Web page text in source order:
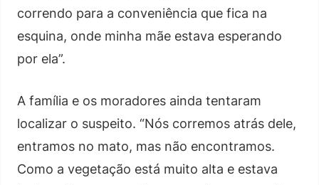
correndo para a conveniência que fica na
esquina, onde minha mãe estava esperando
por ela”.
A família e os moradores ainda tentaram
localizar o suspeito. “Nós corremos atrás dele,
entramos no mato, mas não encontramos.
Como a vegetação está muito alta e estava